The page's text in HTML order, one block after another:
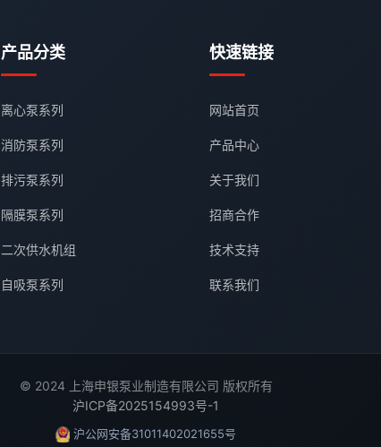
产品分类
离心泵系列
消防泵系列
排污泵系列
隔膜泵系列
二次供水机组
自吸泵系列
快速链接
网站首页
产品中心
关于我们
招商合作
技术支持
联系我们
© 2024 上海申银泵业制造有限公司 版权所有
沪ICP备2025154993号-1
沪公网安备31011402021655号